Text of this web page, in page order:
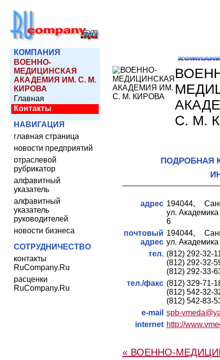
КОМПАНИЯ
ВОЕННО-
МЕДИЦИНСКАЯ
АКАДЕМИЯ ИМ. С. М.
КИРОВА
Главная
Контакты
НАВИГАЦИЯ
главная страница
новости предприятий
отраслевой
рубрикатор
алфавитный
указатель
алфавитный
указатель
руководителей
новости бизнеса
СОТРУДНИЧЕСТВО
контакты
RuCompany.Ru
расценки
RuCompany.Ru
С. М.
ПОДРОБНАЯ
адрес 194044,
ул.
6
почтовый
адрес
194044,
ул.
тел. (812) 292-32-
(812) 292-32-
(812) 292-33-
тел./факс (812) 329-71-
(812) 542-32-
(812) 542-83-
e-mail spb-
internet http://
« ВОЕННО-